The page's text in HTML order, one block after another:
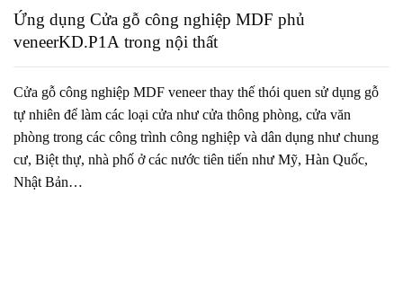
Ứng dụng Cửa gỗ công nghiệp MDF phủ
veneerKD.P1A trong nội thất
Cửa gỗ công nghiệp MDF veneerthay thế thói quen sử dụng gỗ
tự nhiên để làm các loại cửa như cửa thông phòng, cửa văn
phòng trong các công trình công nghiệp và dân dụng như chung
cư, Biệt thự, nhà phố ở các nước tiên tiến như Mỹ, Hàn Quốc,
Nhật Bản…